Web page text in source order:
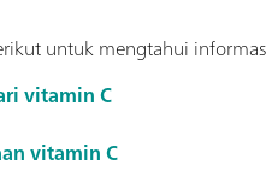
untuk mengtahui
vitamin C
vitamin C